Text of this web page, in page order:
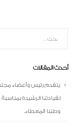
أحدث المقالات
يتقدم رئيس وأعضاء
وطننا المعطاء.